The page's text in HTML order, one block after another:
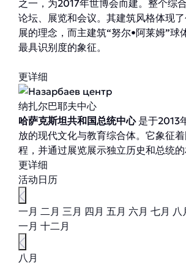
之一，为2017年世博会而建。整个综
论坛、展览和会议。其建筑风格体现
展的理念，而主建筑“努尔•阿莱姆”球
最具识别度的象征。
更详细
纳扎尔巴耶夫中心
哈萨克斯坦共和国总统中心是于2013
放的现代文化与教育综合体。它象征
程，并通过展览展示独立历史和总统的
更详细
活动日历
一月 二月 三月 四月 五月 六月 七月 八
一月 十二月
八月